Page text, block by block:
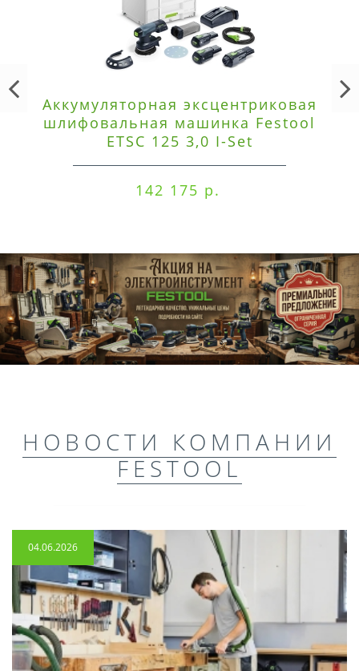
Аккумуляторная эксцентриковая
шлифовальная машинка Festool
ETSC 125 3,0 I-Set
142 175 р.
НОВОСТИ КОМПАНИИ
FESTOOL
04.06.2026